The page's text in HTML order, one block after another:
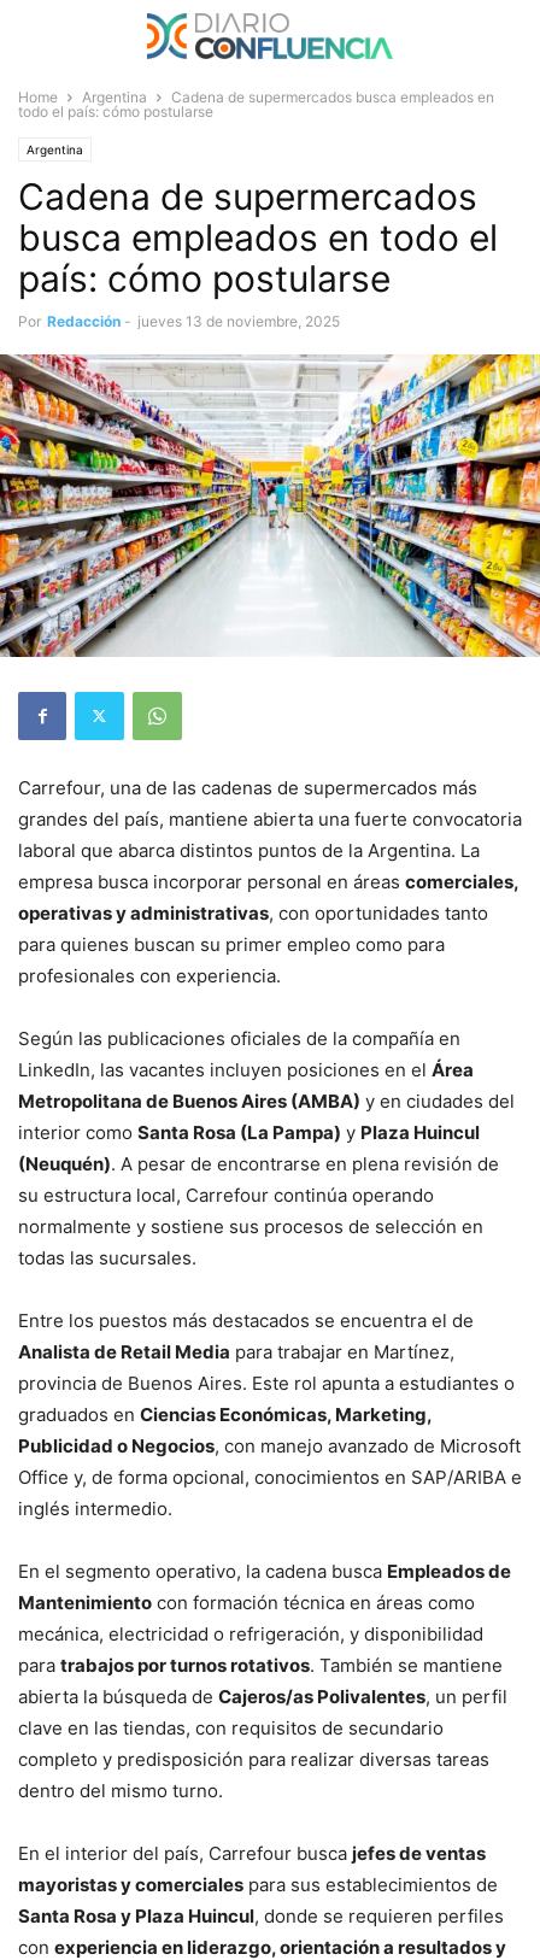
Home Argentina
Cadena de supermercados busca empleados en
todo el país: cómo postularse
Argentina
Cadena de supermercados
busca empleados en todo el
país: cómo postularse
Por Redacción - jueves 13 de noviembre, 2025
Carrefour, una de las cadenas de supermercados más
grandes del país, mantiene abierta una fuerte convocatoria
laboral que abarca distintos puntos de la Argentina. La
empresa busca incorporar personal en áreas comerciales,
operativas y administrativas, con oportunidades tanto
para quienes buscan su primer empleo como para
profesionales con experiencia.
Según las publicaciones oficiales de la compañía en
LinkedIn, las vacantes incluyen posiciones en el Área
Metropolitana de Buenos Aires (AMBA) y en ciudades del
interior como Santa Rosa (La Pampa) y Plaza Huincul
(Neuquén). A pesar de encontrarse en plena revisión de
su estructura local, Carrefour continúa operando
normalmente y sostiene sus procesos de selección en
todas las sucursales.
Entre los puestos más destacados se encuentra el de
Analista de Retail Media para trabajar en Martínez,
provincia de Buenos Aires. Este rol apunta a estudiantes o
graduados en Ciencias Económicas, Marketing,
Publicidad o Negocios, con manejo avanzado de Microsoft
Office y, de forma opcional, conocimientos en SAP/ARIBA e
inglés intermedio.
En el segmento operativo, la cadena busca Empleados de
Mantenimiento con formación técnica en áreas como
mecánica, electricidad o refrigeración, y disponibilidad
para trabajos por turnos rotativos. También se mantiene
abierta la búsqueda de Cajeros/as Polivalentes, un perfil
clave en las tiendas, con requisitos de secundario
completo y predisposición para realizar diversas tareas
dentro del mismo turno.
En el interior del país, Carrefour busca jefes de ventas
mayoristas y comerciales para sus establecimientos de
Santa Rosa y Plaza Huincul, donde se requieren perfiles
con experiencia en liderazgo, orientación a resultados y